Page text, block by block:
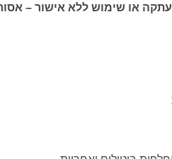
או שימוש ללא אישור –